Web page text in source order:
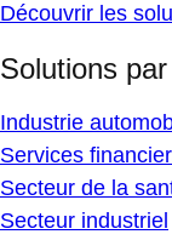
Découvrir les
Solutions
Industrie
Services
Secteur de la
Secteur industriel